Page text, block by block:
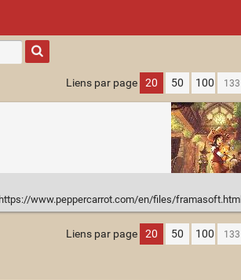
Type 1 or
more
characters
results.
Liens par page 20 50 100
www.peppercarrot.com/en/files/framasoft.html
Liens par page 20 50 100